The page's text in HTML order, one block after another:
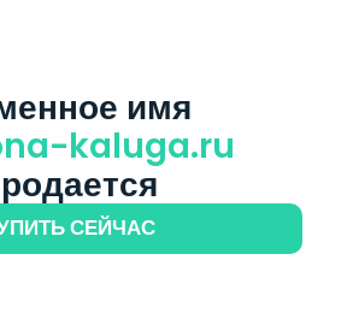
имя
kaluga.ru
СЕЙЧАС